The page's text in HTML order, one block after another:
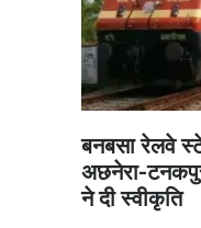
बनबसा रेलवे
अछनेरा-
ने दी स्वीकृति